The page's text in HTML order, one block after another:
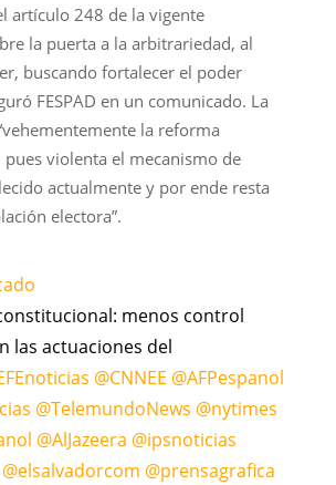
artículo 248 de la vigente
la puerta a la arbitrariedad, al
buscando fortalecer el poder
FESPAD en un comunicado. La
la reforma
violenta el mecanismo de
actualmente y por ende resta
electora”.
menos control
las actuaciones del
@CNNEE @AFPespanol
@TelemundoNews @nytimes
@AlJazeera @ipsnoticias
@elsalvadorcom @prensagrafica